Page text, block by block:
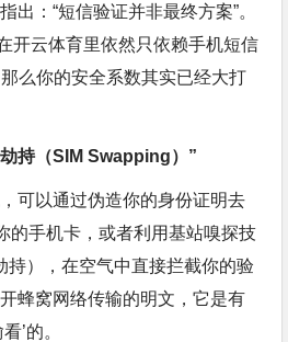
出：“短信验证并非最终方案”。
开云体育里依然只依赖手机短信
么你的安全系数其实已经大打
持（SIM Swapping）”
可以通过伪造你的身份证明去
的手机卡，或者利用基站嗅探技
持），在空气中直接拦截你的验
蜂窝网络传输的明文，它是有
’的。